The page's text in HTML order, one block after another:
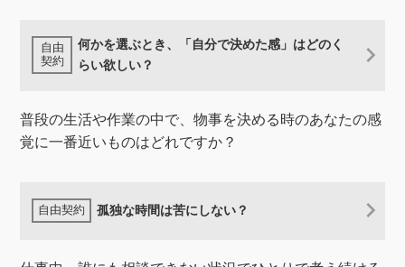
何かを選ぶとき、「自分で決めた感」はどのく
らい欲しい？
普段の生活や作業の中で、物事を決める時のあなたの感
覚に一番近いものはどれですか？
孤独な時間は苦にしない？